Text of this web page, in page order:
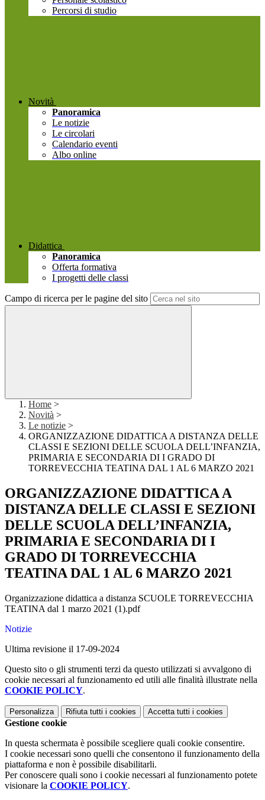
Percorsi di studio
Novità
Panoramica
Le notizie
Le circolari
Calendario eventi
Albo online
Didattica
Panoramica
Offerta formativa
I progetti delle classi
Campo di ricerca per le pagine del sito
Home >
Novità >
Le notizie >
ORGANIZZAZIONE DIDATTICA A DISTANZA DELLE
CLASSI E SEZIONI DELLE SCUOLA DELL’INFANZIA,
PRIMARIA E SECONDARIA DI I GRADO DI
TORREVECCHIA TEATINA DAL 1 AL 6 MARZO 2021
ORGANIZZAZIONE DIDATTICA A
DISTANZA DELLE CLASSI E SEZIONI
DELLE SCUOLA DELL’INFANZIA,
PRIMARIA E SECONDARIA DI I
GRADO DI TORREVECCHIA
TEATINA DAL 1 AL 6 MARZO 2021
Organizzazione didattica a distanza SCUOLE TORREVECCHIA
TEATINA dal 1 marzo 2021 (1).pdf
Notizie
Ultima revisione il 17-09-2024
Questo sito o gli strumenti terzi da questo utilizzati si avvalgono di
cookie necessari al funzionamento ed utili alle finalità illustrate nella
COOKIE POLICY.
Personalizza Rifiuta tutti i cookies Accetta tutti i cookies
Gestione cookie
In questa schermata è possibile scegliere quali cookie consentire.
I cookie necessari sono quelli che consentono il funzionamento della
piattaforma e non è possibile disabilitarli.
Per conoscere quali sono i cookie necessari al funzionamento potete
visionare la COOKIE POLICY.